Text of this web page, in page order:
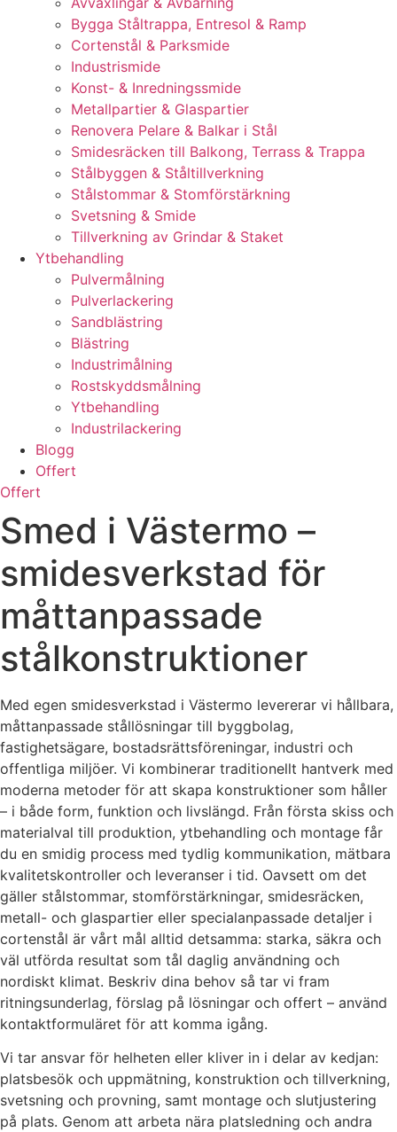
Bygga Ståltrappa, Entresol & Ramp
Cortenstål & Parksmide
Industrismide
Konst- & Inredningssmide
Metallpartier & Glaspartier
Renovera Pelare & Balkar i Stål
Smidesräcken till Balkong, Terrass & Trappa
Stålbyggen & Ståltillverkning
Stålstommar & Stomförstärkning
Svetsning & Smide
Tillverkning av Grindar & Staket
Ytbehandling
Pulvermålning
Pulverlackering
Sandblästring
Blästring
Industrimålning
Rostskyddsmålning
Ytbehandling
Industrilackering
Blogg
Offert
Offert
Smed i Västermo –
smidesverkstad för
måttanpassade
stålkonstruktioner
Med egen smidesverkstad i Västermo levererar vi hållbara,
måttanpassade stållösningar till byggbolag,
fastighetsägare, bostadsrättsföreningar, industri och
offentliga miljöer. Vi kombinerar traditionellt hantverk med
moderna metoder för att skapa konstruktioner som håller
– i både form, funktion och livslängd. Från första skiss och
materialval till produktion, ytbehandling och montage får
du en smidig process med tydlig kommunikation, mätbara
kvalitetskontroller och leveranser i tid. Oavsett om det
gäller stålstommar, stomförstärkningar, smidesräcken,
metall- och glaspartier eller specialanpassade detaljer i
cortenstål är vårt mål alltid detsamma: starka, säkra och
väl utförda resultat som tål daglig användning och
nordiskt klimat. Beskriv dina behov så tar vi fram
ritningsunderlag, förslag på lösningar och offert – använd
kontaktformuläret för att komma igång.
Vi tar ansvar för helheten eller kliver in i delar av kedjan:
platsbesök och uppmätning, konstruktion och tillverkning,
svetsning och provning, samt montage och slutjustering
på plats. Genom att arbeta nära platsledning och andra